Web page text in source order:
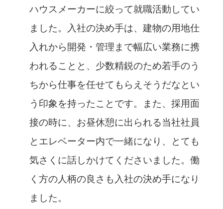
ハウスメーカーに絞って就職活動してい
ました。入社の決め手は、建物の用地仕
入れから開発・管理まで幅広い業務に携
われることと、少数精鋭のため若手のう
ちから仕事を任せてもらえそうだなとい
う印象を持ったことです。また、採用面
接の時に、お昼休憩に出られる当社社員
とエレベーター内で一緒になり、とても
気さくに話しかけてくださいました。働
く方の人柄の良さも入社の決め手になり
ました。